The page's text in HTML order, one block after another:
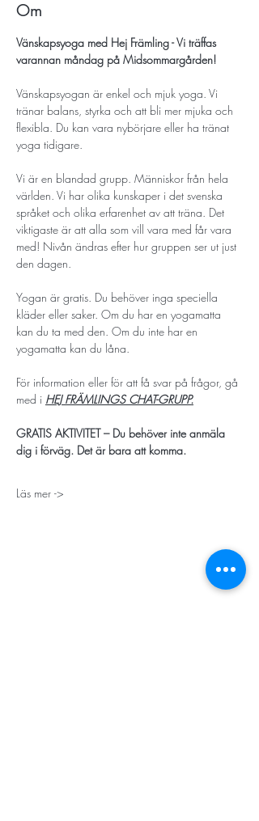
Om
Vänskapsyoga med Hej Främling - Vi träffas
varannan måndag på Midsommargården!
Vänskapsyogan är enkel och mjuk yoga. Vi
tränar balans, styrka och att bli mer mjuka och
flexibla. Du kan vara nybörjare eller ha tränat
yoga tidigare.
Vi är en blandad grupp. Människor från hela
världen. Vi har olika kunskaper i det svenska
språket och olika erfarenhet av att träna. Det
viktigaste är att alla som vill vara med får vara
med! Nivån ändras efter hur gruppen ser ut just
den dagen.
Yogan är gratis. Du behöver inga speciella
kläder eller saker. Om du har en yogamatta
kan du ta med den. Om du inte har en
yogamatta kan du låna.
För information eller för att få svar på frågor, gå
med i HEJ FRÄMLINGS CHAT-GRUPP.
GRATIS AKTIVITET – Du behöver inte anmäla
dig i förväg. Det är bara att komma.
Läs mer ->